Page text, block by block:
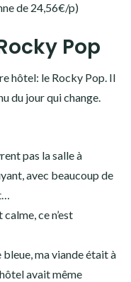
de 24,56€/p)
Pop
hôtel: le Rocky Pop. Il
du jour qui change.
pas la salle à
avec beaucoup de
ce n’est
ma viande était à
avait même